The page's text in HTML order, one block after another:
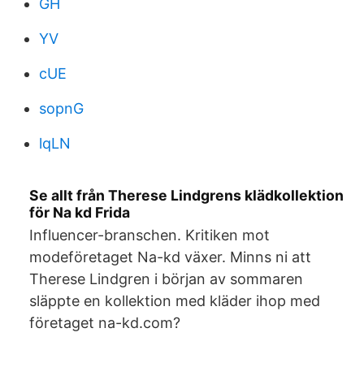
GH
YV
cUE
sopnG
lqLN
Se allt från Therese Lindgrens klädkollektion
för Na kd Frida
Influencer-branschen. Kritiken mot
modeföretaget Na-kd växer. Minns ni att
Therese Lindgren i början av sommaren
släppte en kollektion med kläder ihop med
företaget na-kd.com?